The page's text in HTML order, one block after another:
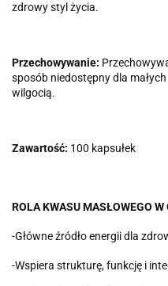
zdrowy styl życia.
Przechowywanie:
sposób niedostępny dla
wilgocią.
Zawartość: 100 kapsułek
ROLA KWASU MASŁOWEGO
-Główne źródło energii dla
-Wspiera strukturę, funkcję i